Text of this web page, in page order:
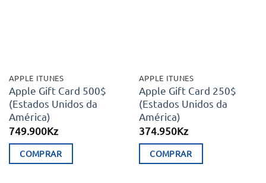
APPLE ITUNES
Apple Gift Card 500$
(Estados Unidos da
América)
749.900Kz
COMPRAR
APPLE ITUNES
Apple Gift Card 250$
(Estados Unidos da
América)
374.950Kz
COMPRAR